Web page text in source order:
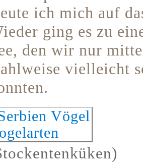
ich mich auf
ging es zu
den wir nur
vielleicht